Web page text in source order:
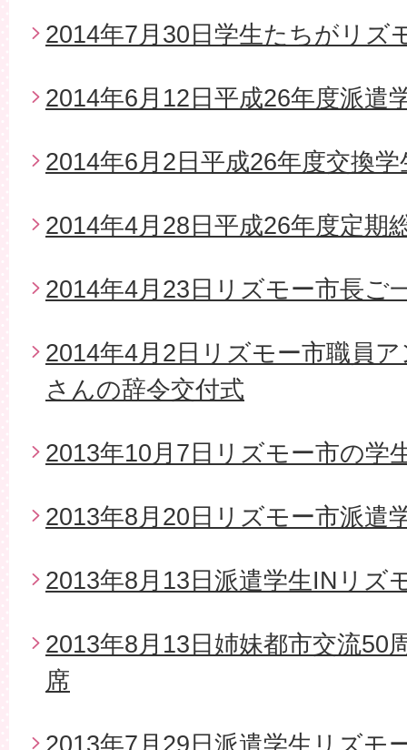
2014年7月30日学生たちがリズ
2014年6月12日平成26年度派遣
2014年6月2日平成26年度交換
2014年4月28日平成26年度定期
2014年4月23日リズモー市長ご
2014年4月2日リズモー市職員
さんの辞令交付式
2013年10月7日リズモー市の学
2013年8月20日リズモー市派遣
2013年8月13日派遣学生INリズ
2013年8月13日姉妹都市交流50
席
2013年7月29日派遣学生リズモ